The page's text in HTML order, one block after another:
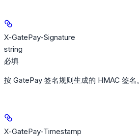
X-GatePay-Signature
string
必填
按 GatePay 签名规则生成的 HMAC 签名。
X-GatePay-Timestamp